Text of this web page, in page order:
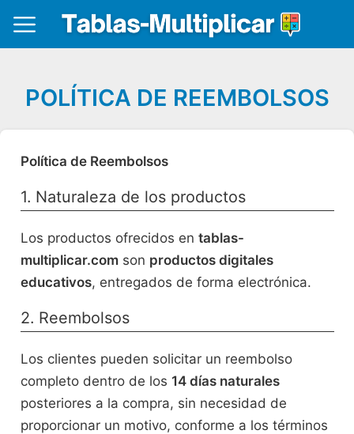
POLÍTICA DE REEMBOLSOS
Política de Reembolsos
1. Naturaleza de los productos
Los productos ofrecidos en tablas-
multiplicar.comson productos digitales
educativos, entregados de forma electrónica.
2. Reembolsos
Los clientes pueden solicitar un reembolso
completo dentro de los 14 días naturales
posteriores a la compra, sin necesidad de
proporcionar un motivo, conforme a los términos